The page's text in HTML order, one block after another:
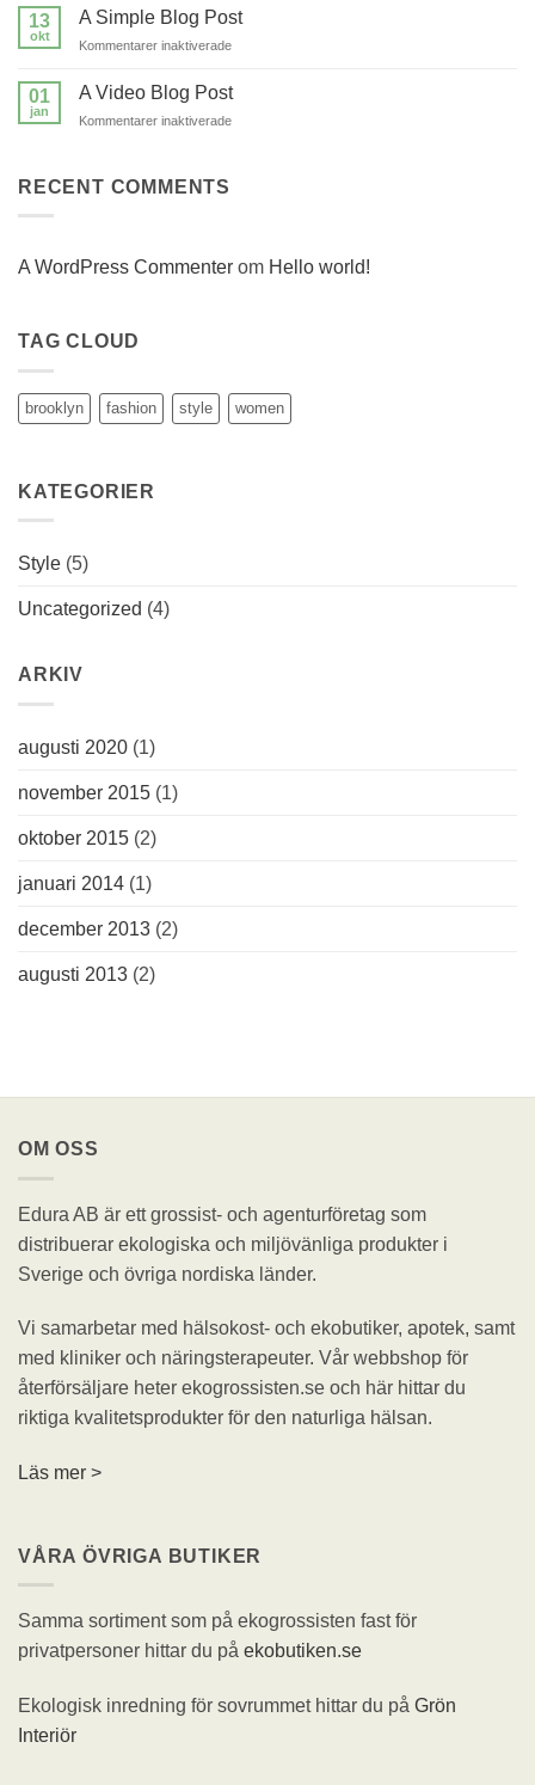
another
with
Gallery
13
okt
A Simple Blog Post
Kommentarer inaktiveradeför
Simple
Post
01
jan
A Video Blog Post
Kommentarer inaktiveradeför
RECENT COMMENTS
A WordPress Commenter om Hello world!
TAG CLOUD
brooklyn fashion style women
KATEGORIER
Style (5)
Uncategorized (4)
ARKIV
augusti 2020 (1)
november 2015 (1)
oktober 2015 (2)
januari 2014 (1)
december 2013 (2)
augusti 2013 (2)
OM OSS
Edura AB är ett grossist- och agenturföretag som
distribuerar ekologiska och miljövänliga produkter i
Sverige och övriga nordiska länder.
Vi samarbetar med hälsokost- och ekobutiker, apotek, samt
med kliniker och näringsterapeuter. Vår webbshop för
återförsäljare heter ekogrossisten.se och här hittar du
riktiga kvalitetsprodukter för den naturliga hälsan.
Läs mer >
VÅRA ÖVRIGA BUTIKER
Samma sortiment som på ekogrossisten fast för
privatpersoner hittar du på ekobutiken.se
Ekologisk inredning för sovrummet hittar du på Grön
Interiör